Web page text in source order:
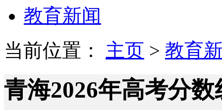
教育新闻
当前位置： 主页 > 教育
青海2026年高考分数